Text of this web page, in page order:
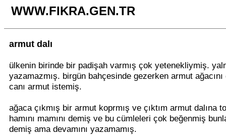
WWW.FIKRA.GEN.TR
armut dalı
ülkenin birinde bir padişah varmış çok yetenekliymiş.
yazamazmış. birgün bahçesinde gezerken armut
canı armut istemiş.
ağaca çıkmış bir armut koprmış ve çıktım armut dalına
hamını mamını demiş ve bu cümleleri çok beğenmiş
demiş ama devamını yazamamış.